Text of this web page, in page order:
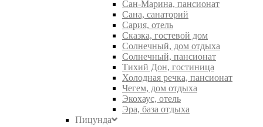
Сан-Марина, пансионат
Сана, санаторий
Сария, отель
Сказка, гостевой дом
Солнечный, дом отдыха
Солнечный, пансионат
Тихий Дон, гостиница
Холодная речка, пансионат
Чегем, дом отдыха
Экохаус, отель
Эра, база отдыха
Пицунда